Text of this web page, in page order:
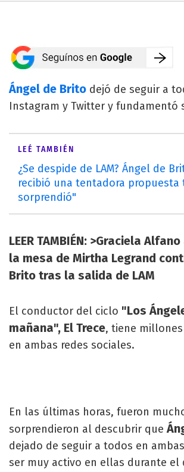
Ángel de Brito dejó de seguir a
Instagram y Twitter y fundamentó
LEÉ TAMBIÉN
¿Se despide de LAM? Ángel de
recibió una tentadora propuesta
sorprendió"
LEER TAMBIÉN: >Graciela
la mesa de Mirtha Legrand
Brito tras la salida de LAM
El conductor del ciclo "Los
mañana", El Trece, tiene
en ambas redes sociales.
En las últimas horas, fueron
sorprendieron al descubrir que
dejado de seguir a todos en
ser muy activo en ellas durante el